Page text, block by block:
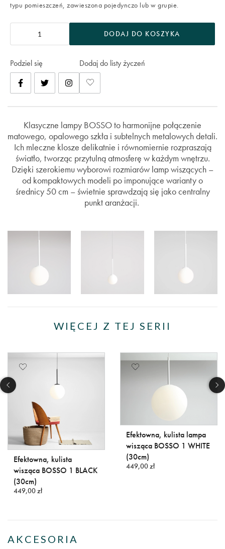
typu pomieszczeń, zawieszona pojedynczo lub w grupie.
DODAJ DO KOSZYKA
Podziel się Dodaj do listy życzeń
Klasyczne lampy BOSSO to harmonijne połączenie
matowego, opalowego szkła i subtelnych metalowych detali.
Ich mleczne klosze delikatnie i równomiernie rozpraszają
światło, tworząc przytulną atmosferę w każdym wnętrzu.
Dzięki szerokiemu wyborowi rozmiarów lamp wiszących –
od kompaktowych modeli po imponujące warianty o
średnicy 50 cm – świetnie sprawdzają się jako centralny
punkt aranżacji.
WIĘCEJ Z TEJ SERII
Efektowna, kulista
wisząca BOSSO 1 BLACK
(30cm)
449,00 zł
Efektowna, kulista lampa
wisząca BOSSO 1 WHITE
(30cm)
449,00 zł
AKCESORIA